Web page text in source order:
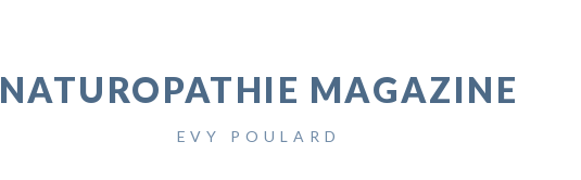
NATUROPATHIE MAGAZINE
EVY POULARD